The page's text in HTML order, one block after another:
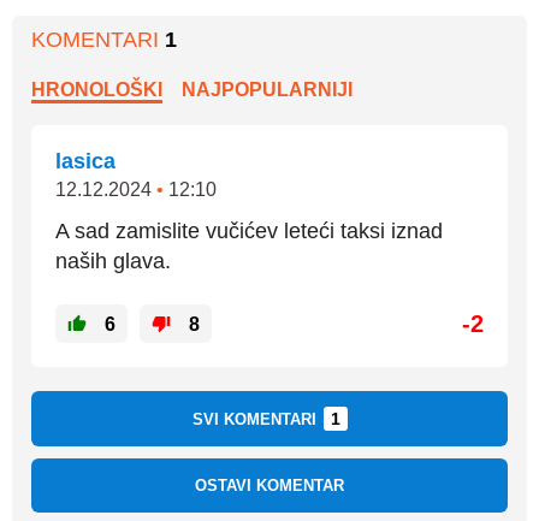
KOMENTARI 1
HRONOLOŠKI NAJPOPULARNIJI
lasica
12.12.2024 • 12:10
A sad zamislite vučićev leteći taksi iznad
naših glava.
6 8 -2
SVI KOMENTARI 1
OSTAVI KOMENTAR